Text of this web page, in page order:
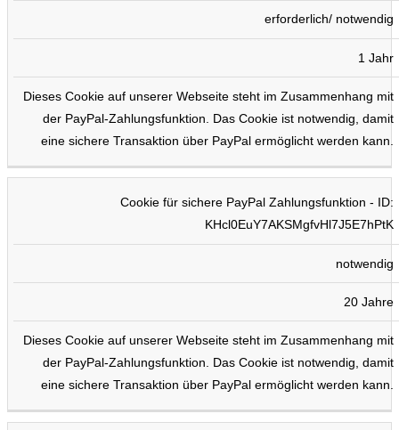
erforderlich/ notwendig
1 Jahr
Dieses Cookie auf unserer Webseite steht im Zusammenhang mit
der PayPal-Zahlungsfunktion. Das Cookie ist notwendig, damit
eine sichere Transaktion über PayPal ermöglicht werden kann.
Cookie für sichere PayPal Zahlungsfunktion - ID:
KHcl0EuY7AKSMgfvHl7J5E7hPtK
notwendig
20 Jahre
Dieses Cookie auf unserer Webseite steht im Zusammenhang mit
der PayPal-Zahlungsfunktion. Das Cookie ist notwendig, damit
eine sichere Transaktion über PayPal ermöglicht werden kann.